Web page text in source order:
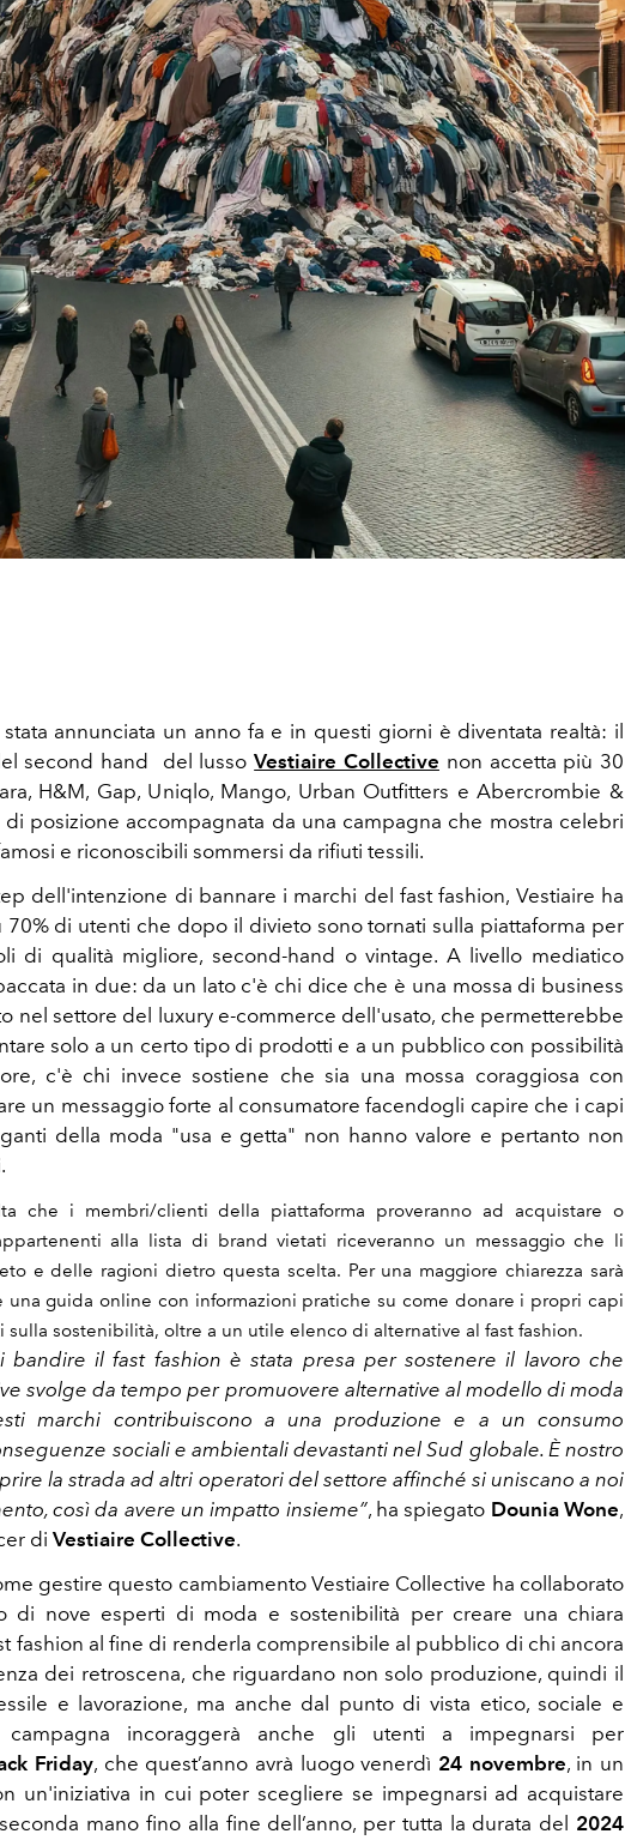
annunciata un anno fa e in questi giorni è diventata realtà: il
second hand del lusso Vestiaire Collective non accetta più 30
H&M, Gap, Uniqlo, Mango, Urban Outfitters e Abercrombie &
di posizione accompagnata da una campagna che mostra celebri
e riconoscibili sommersi da rifiuti tessili.
dell'intenzione di bannare i marchi del fast fashion, Vestiaire ha
70% di utenti che dopo il divieto sono tornati sulla piattaforma per
di qualità migliore, second-hand o vintage. A livello mediatico
in due: da un lato c'è chi dice che è una mossa di business
nel settore del luxury e-commerce dell'usato, che permetterebbe
solo a un certo tipo di prodotti e a un pubblico con possibilità
c'è chi invece sostiene che sia una mossa coraggiosa con
un messaggio forte al consumatore facendogli capire che i capi
della moda "usa e getta" non hanno valore e pertanto non
che i membri/clienti della piattaforma proveranno ad acquistare o
alla lista di brand vietati riceveranno un messaggio che li
e delle ragioni dietro questa scelta. Per una maggiore chiarezza sarà
guida online con informazioni pratiche su come donare i propri capi
sostenibilità, oltre a un utile elenco di alternative al fast fashion.
bandire il fast fashion è stata presa per sostenere il lavoro che
svolge da tempo per promuovere alternative al modello di moda
marchi contribuiscono a una produzione e a un consumo
sociali e ambientali devastanti nel Sud globale. È nostro
la strada ad altri operatori del settore affinché si uniscano a noi
così da avere un impatto insieme”, ha spiegato Dounia Wone,
di Vestiaire Collective.
gestire questo cambiamento Vestiaire Collective ha collaborato
di nove esperti di moda e sostenibilità per creare una chiara
fashion al fine di renderla comprensibile al pubblico di chi ancora
dei retroscena, che riguardano non solo produzione, quindi il
e lavorazione, ma anche dal punto di vista etico, sociale e
campagna incoraggerà anche gli utenti a impegnarsi per
Friday, che quest’anno avrà luogo venerdì 24 novembre, in un
un'iniziativa in cui poterscegliere se impegnarsi ad acquistare
mano fino alla fine dell’anno, per tutta la durata del 2024